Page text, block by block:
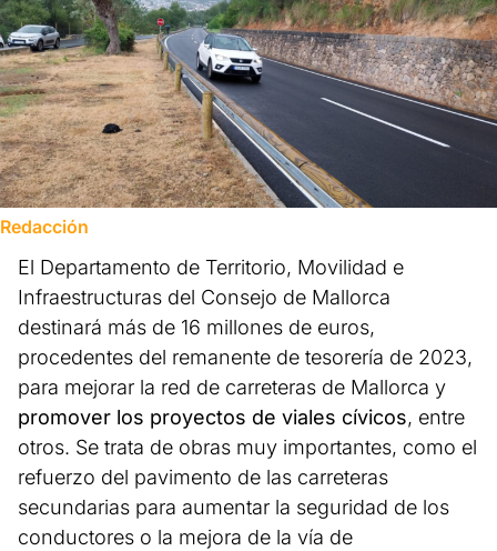
Redacción
El Departamento de Territorio, Movilidad e
Infraestructuras del Consejo de Mallorca
destinará más de 16 millones de euros,
procedentes del remanente de tesorería de 2023,
para mejorar la red de carreteras de Mallorca y
promover los proyectos de viales cívicos, entre
otros. Se trata de obras muy importantes, como el
refuerzo del pavimento de las carreteras
secundarias para aumentar la seguridad de los
conductores o la mejora de la vía de